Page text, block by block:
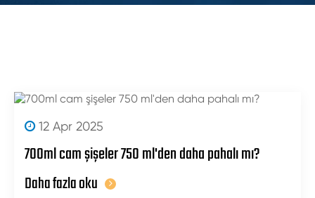
12 Apr 2025
700ml cam şişeler 750 ml'den daha pahalı mı?
Daha fazla oku